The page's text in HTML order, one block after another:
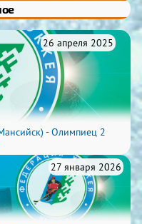
26 апреля 2025
- Олимпиец 2
27 января 2026